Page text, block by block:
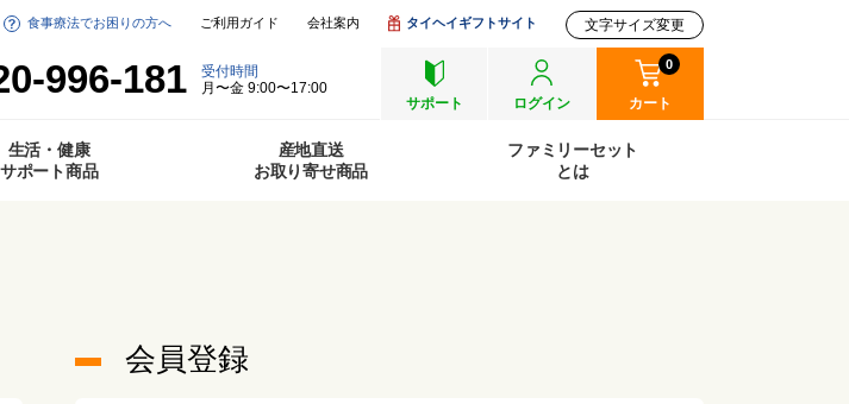
996-181
受付時間
月〜金 9:00〜17:00
サポート
ログイン カート
0
食事療法でお困りの方へ ご利用ガイド 会社案内 タイヘイギフトサイト 文字サイズ変更
生活・健康
サポート商品
産地直送
お取り寄せ商品
ファミリーセット
とは
会員登録